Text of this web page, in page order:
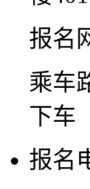
报名
乘车
下车
报名